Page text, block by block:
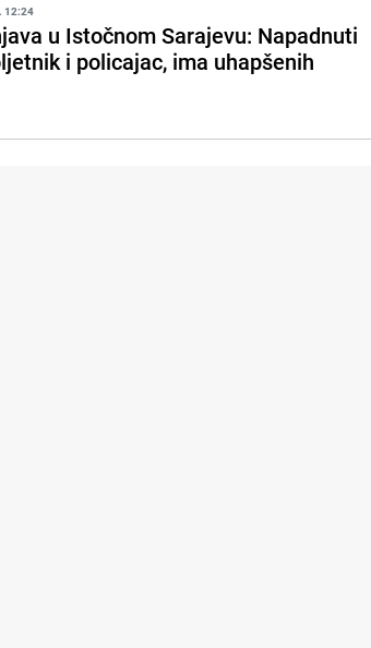
12:24
u Istočnom Sarajevu: Napadnuti
i policajac, ima uhapšenih